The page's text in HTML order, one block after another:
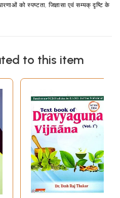
को स्पष्टता, जिज्ञासा एवं सम्यक् दृष्टि के
to this item